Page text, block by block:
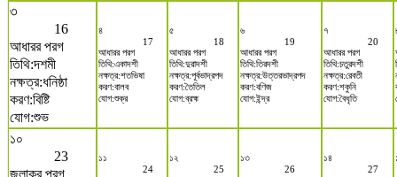
৩
16
আধারর পরগ
তিথি:দশমী
নক্ষত্র:ধনিষ্ঠা
করণ:বিষ্টি
যোগ:শুভ
৪
17
আধারর পরগ
তিথি:একাদশী
নক্ষত্র:শতভিষা
করণ:বালব
যোগ:শুক্র
৫
18
আধারর পরগ
তিথি:দুৱাদশী
নক্ষত্র:পূর্বভাদ্রপদ
করণ:তৈতিল
যোগ:ব্রহ্ম
৬
19
আধারর পরগ
তিথি:তিরদশী
নক্ষত্র:উত্তরভাদ্রপদ
করণ:বণিজ
যোগ:ইন্দ্র
৭
20
আধারর পরগ
তিথি:চতুরদশী
নক্ষত্র:রেবতী
করণ:শকুনি
যোগ:বৈধৃতি
১০
23
১১
24
১২
25
১৩
26
১৪
27